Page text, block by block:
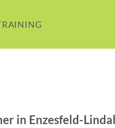
in Enzesfeld-